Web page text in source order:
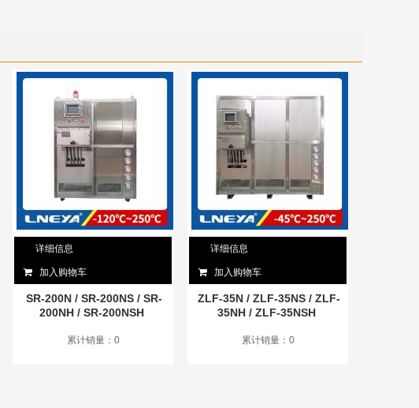
详细信息
加入购物车
SR-200N / SR-200NS / SR-
200NH / SR-200NSH
累计销量：0
详细信息
加入购物车
ZLF-35N / ZLF-35NS / ZLF-
35NH / ZLF-35NSH
累计销量：0